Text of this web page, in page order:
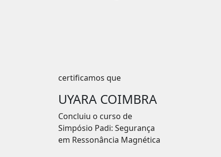
certificamos que
UYARA COIMBRA
Concluiu o curso de
Simpósio Padi: Segurança
em Ressonância Magnética